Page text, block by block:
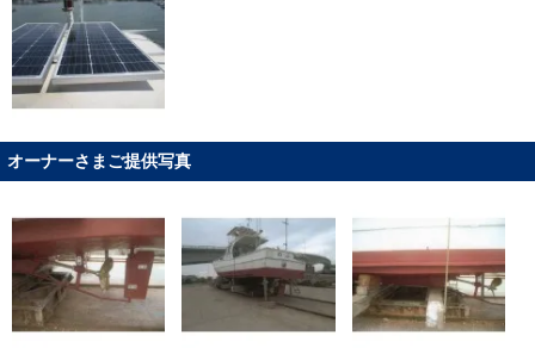
オーナーさまご提供写真